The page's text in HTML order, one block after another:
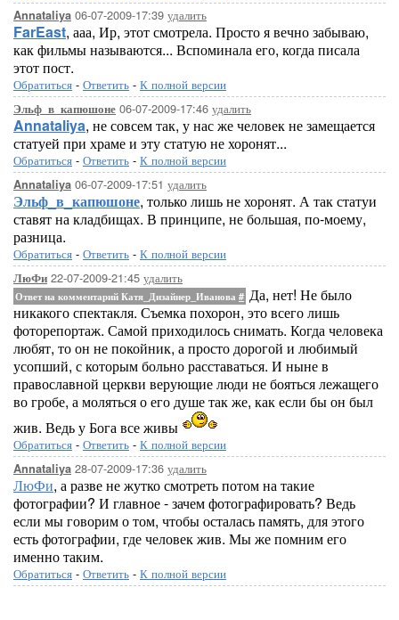
Annataliya 06-07-2009-17:39 удалить
FarEast, ааа, Ир, этот смотрела. Просто я вечно забываю,
как фильмы называются... Вспоминала его, когда писала
этот пост.
Обратиться - Ответить - К полной версии
Эльф_в_капюшоне 06-07-2009-17:46 удалить
Annataliya, не совсем так, у нас же человек не замещается
статуей при храме и эту статую не хоронят...
Обратиться - Ответить - К полной версии
Annataliya 06-07-2009-17:51 удалить
Эльф_в_капюшоне, только лишь не хоронят. А так статуи
ставят на кладбищах. В принципе, не большая, по-моему,
разница.
Обратиться - Ответить - К полной версии
ЛюФи 22-07-2009-21:45 удалить
Ответ на комментарий Катя_Дизайнер_Иванова # Да, нет! Не было
никакого спектакля. Съемка похорон, это всего лишь
фоторепортаж. Самой приходилось снимать. Когда человека
любят, то он не покойник, а просто дорогой и любимый
усопший, с которым больно расставаться. И ныне в
православной церкви верующие люди не бояться лежащего
во гробе, а моляться о его душе так же, как если бы он был
жив. Ведь у Бога все живы
Обратиться - Ответить - К полной версии
Annataliya 28-07-2009-17:36 удалить
ЛюФи, а разве не жутко смотреть потом на такие
фотографии? И главное - зачем фотографировать? Ведь
если мы говорим о том, чтобы осталась память, для этого
есть фотографии, где человек жив. Мы же помним его
именно таким.
Обратиться - Ответить - К полной версии